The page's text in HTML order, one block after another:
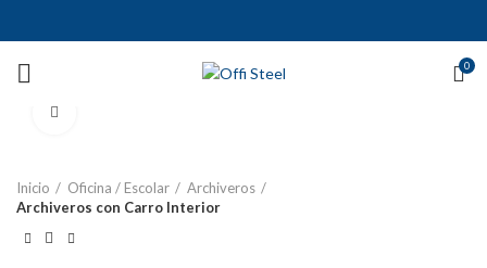
0
Inicio Oficina / Escolar
Archiveros
Archiveros con Carro Interior